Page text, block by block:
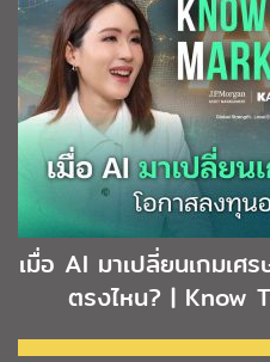
เมื่อ AI มาเปลี่ยนเกมเศ
ตรงไหน? | Know